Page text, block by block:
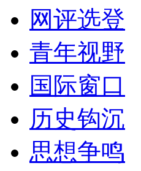
网评选登
青年视野
国际窗口
历史钩沉
思想争鸣